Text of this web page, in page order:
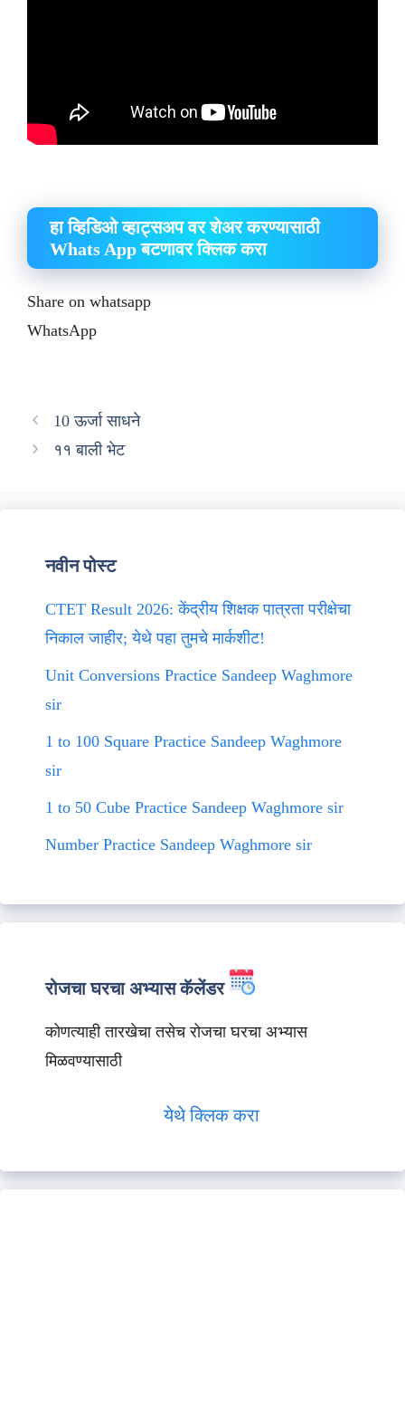
हा व्हिडिओ व्हाट्सअप वर शेअर करण्यासाठी
Whats App बटणावर क्लिक करा
Share on whatsapp
WhatsApp
10 ऊर्जा साधने
११ बाली भेट
नवीन पोस्ट
CTET Result 2026: केंद्रीय शिक्षक पात्रता परीक्षेचा
निकाल जाहीर; येथे पहा तुमचे मार्कशीट!
Unit Conversions Practice Sandeep Waghmore
sir
1 to 100 Square Practice Sandeep Waghmore
sir
1 to 50 Cube Practice Sandeep Waghmore sir
Number Practice Sandeep Waghmore sir
रोजचा घरचा अभ्यास कॅलेंडर
कोणत्याही तारखेचा तसेच रोजचा घरचा अभ्यास
मिळवण्यासाठी
येथे क्लिक करा